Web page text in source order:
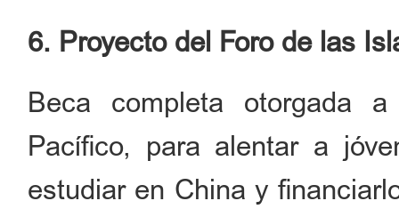
6. Proyecto del Foro de las
Beca completa otorgada
Pacífico, para alentar a
estudiar en China y